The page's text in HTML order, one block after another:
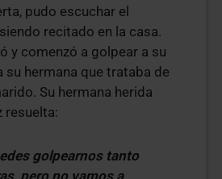
pudo escuchar el
recitado en la casa.
y comenzó a golpear a su
su hermana que trataba de
Su hermana herida
resuelta:
golpearnos tanto
pero no vamos a